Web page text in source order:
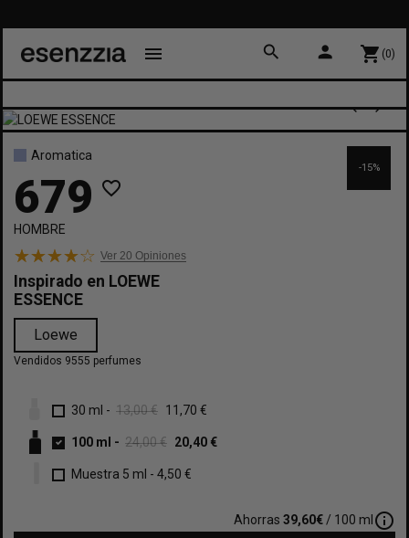
menu search person shopping_cart (0)
-15%
Aromatica
679 favorite_border
HOMBRE
Ver 20 Opiniones
Inspirado en LOEWE
ESSENCE
Loewe
Vendidos 9555 perfumes
30 ml - 13,00 € 11,70 €
100 ml - 24,00 € 20,40 €
Muestra 5 ml - 4,50 €
Ahorras 39,60€/ 100 ml info_outline